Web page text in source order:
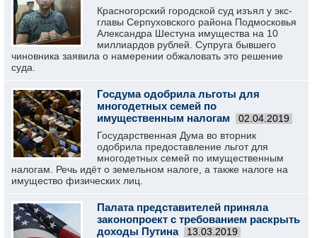
Красногорский городской суд изъял у экс-
главы Серпуховского района Подмосковья
Александра Шестуна имущества на 10
миллиардов рублей. Супруга бывшего
чиновника заявила о намерении обжаловать это решение
суда.
Госдума одобрила льготы для
многодетных семей по
имущественным налогам
02.04.2019
Государственная Дума во вторник
одобрила предоставление льгот для
многодетных семей по имущественным
налогам. Речь идёт о земельном налоге, а также налоге на
имущество физических лиц.
Палата представителей приняла
законопроект с требованием раскрыть
доходы Путина
13.03.2019